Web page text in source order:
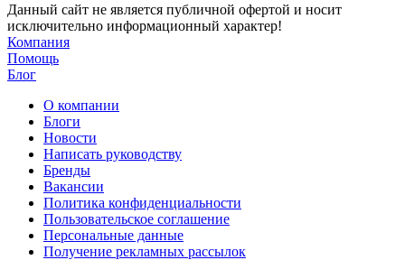
Данный сайт не является публичной офертой и носит
исключительно информационный характер!
Компания
Помощь
Блог
О компании
Блоги
Новости
Написать руководству
Бренды
Вакансии
Политика конфиденциальности
Пользовательское соглашение
Персональные данные
Получение рекламных рассылок